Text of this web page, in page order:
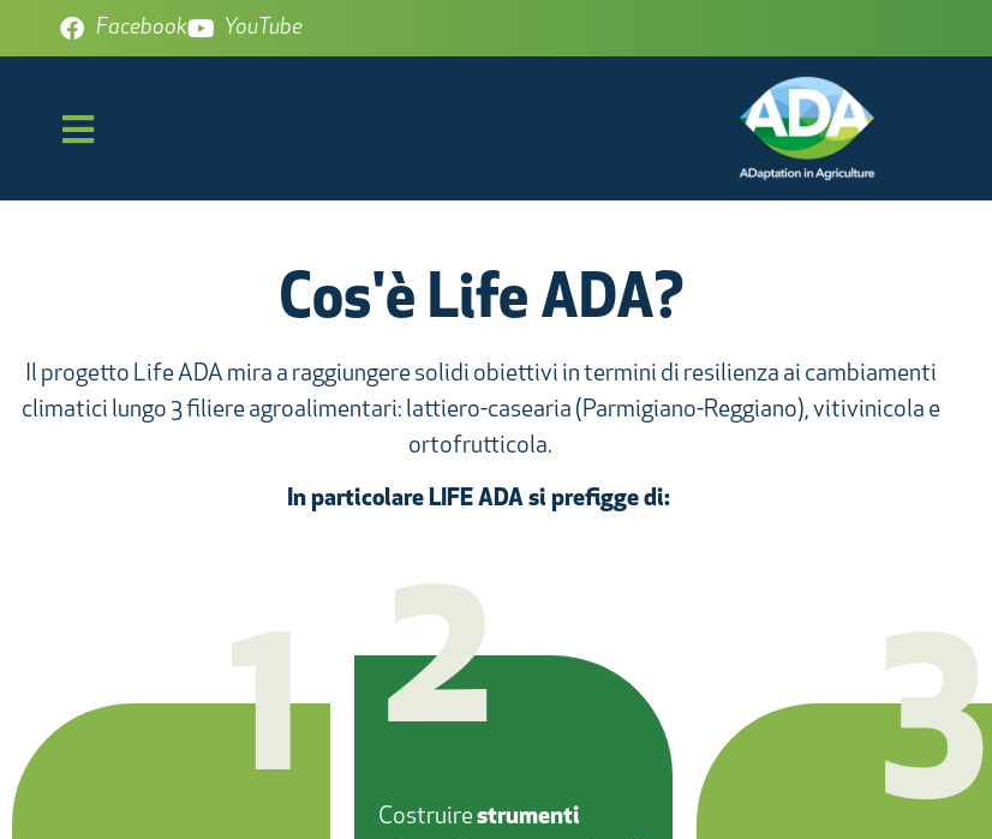
Facebook YouTube
Cos'è Life ADA?
Il progetto Life ADA mira a raggiungere solidi obiettivi in termini di resilienza ai cambiamenti
climatici lungo 3 filiere agroalimentari: lattiero-casearia (Parmigiano-Reggiano), vitivinicola e
ortofrutticola.
In particolare LIFE ADA si prefigge di:
1 2
Costruire strumenti
3